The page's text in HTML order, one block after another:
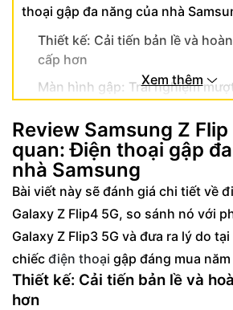
thoại gập đa năng của nhà
Thiết kế: Cải tiến bản lề và
cấp hơn
Màn hình gập: Trải nghiệm
cần chăm sóc cẩn thận
Hiệu năng: Snapdragon 8+
mượt mọi tác vụ
Thời lượng pin: Đủ dùng cả
nhanh 25W
Camera: Ổn định, nhiều tính
quay – chụp sáng tạo
Giao diện và tiện ích: One UI
Xem thêm
Review Samsung Z
quan: Điện thoại gập
nhà Samsung
Bài viết này sẽ đánh giá chi tiết về
Galaxy Z Flip4 5G, so sánh nó với
Galaxy Z Flip3 5G và đưa ra lý do
chiếc điện thoại gập đáng mua năm
Thiết kế: Cải tiến bản lề và
hơn